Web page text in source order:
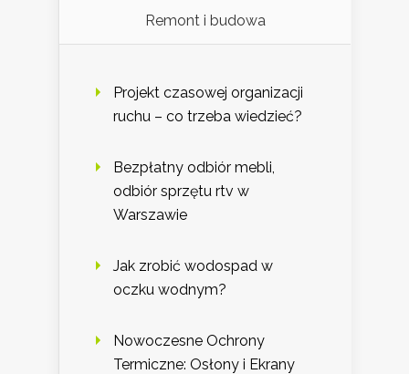
Remont i budowa
Projekt czasowej organizacji
ruchu – co trzeba wiedzieć?
Bezpłatny odbiór mebli,
odbiór sprzętu rtv w
Warszawie
Jak zrobić wodospad w
oczku wodnym?
Nowoczesne Ochrony
Termiczne: Osłony i Ekrany